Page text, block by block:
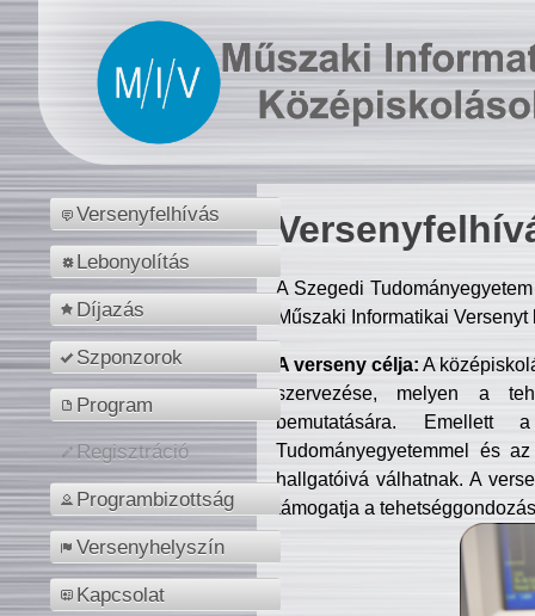
Versenyfelhívás
Lebonyolítás
Díjazás
Szponzorok
Program
Regisztráció
Programbizottság
Versenyhelyszín
Kapcsolat
A Szegedi
Műszaki Informatikai
A verseny célja: A
szervezése, melyen a
bemutatására. Emellett
Tudományegyetemmel és
hallgatóivá válhatnak. A
támogatja a